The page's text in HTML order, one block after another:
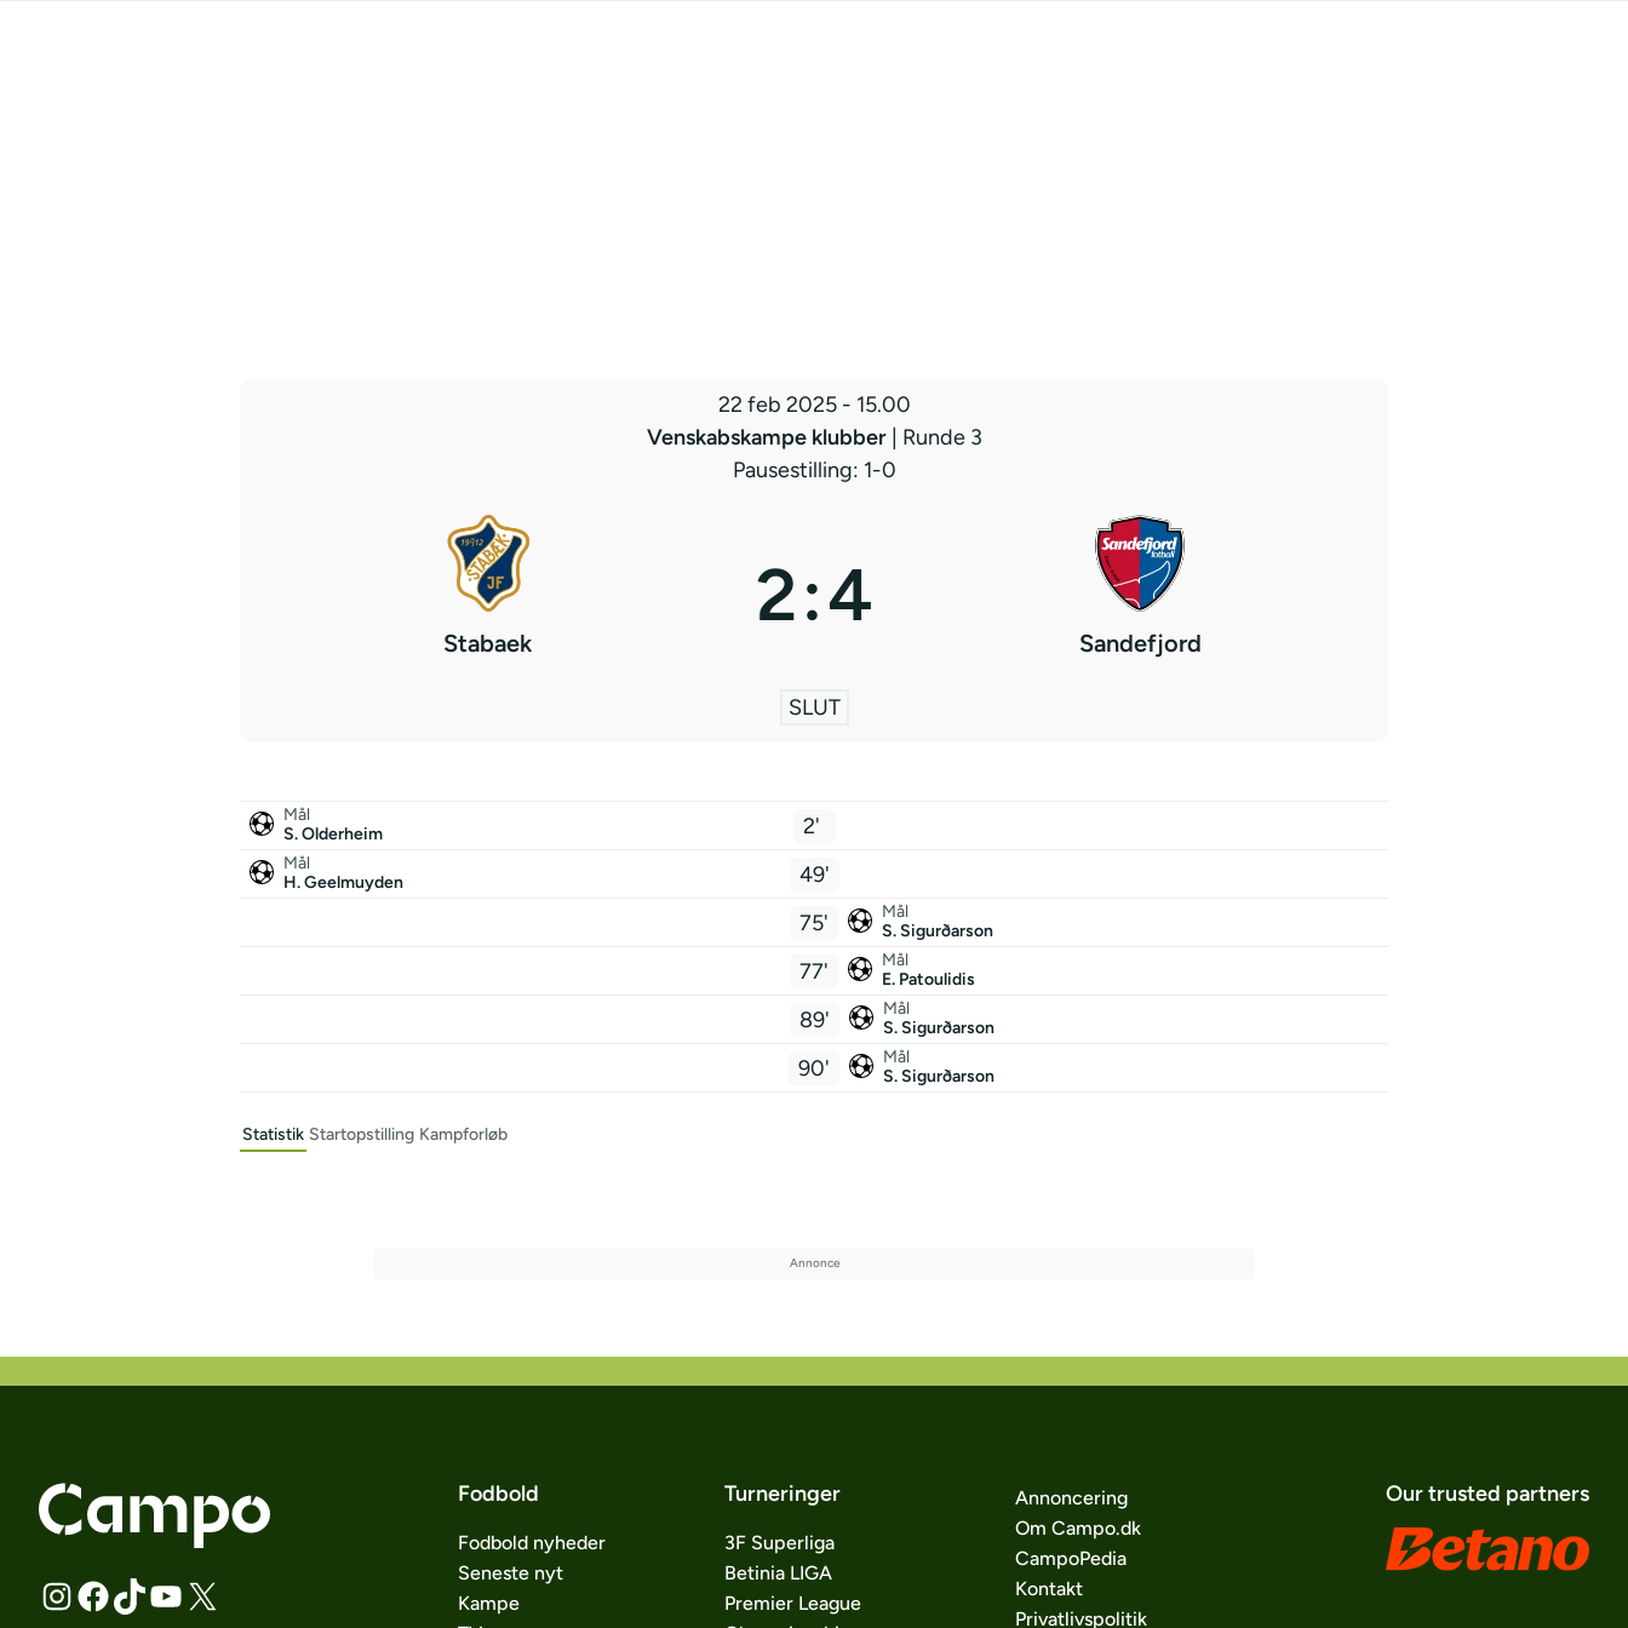
22 feb 2025 - 15.00
Venskabskampe klubber
| Runde 3
Pausestilling: 1-0
Stabaek
2:4
Sandefjord
SLUT
Mål
S. Olderheim
2'
Mål
H. Geelmuyden
49'
75'
Mål
S. Sigurðarson
77'
Mål
E. Patoulidis
89'
Mål
S. Sigurðarson
90'
Mål
S. Sigurðarson
Statistik Startopstilling Kampforløb
Fodbold
Fodbold nyheder
Seneste nyt
Kampe
Turneringer
3F Superliga
Betinia LIGA
Premier League
Annoncering
Om Campo.dk
CampoPedia
Kontakt
Privatlivspolitik
Our trusted partners